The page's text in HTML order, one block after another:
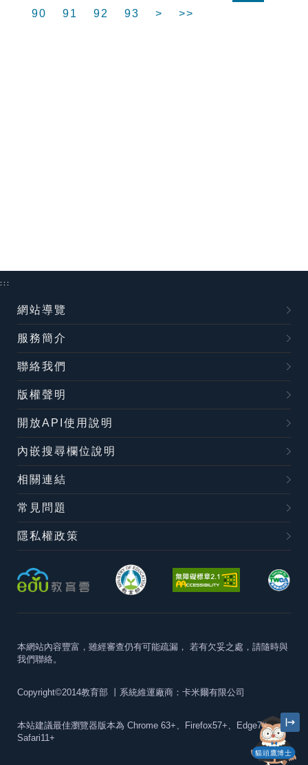
90
91 92 93 > >>
貓頭鷹博士
:::
網站導覽
服務簡介
聯絡我們
版權聲明
開放API使用說明
內嵌搜尋欄位說明
相關連結
常見問題
隱私權政策
本網站內容豐富，雖經審查仍有可能疏漏， 若有欠妥之處，請隨時與
我們聯絡。
Copyright©2014教育部 丨系統維運廠商：卡米爾有限公司
本站建議最佳瀏覽器版本為 Chrome 63+、Firefox57+、Edge79+及
Safari11+